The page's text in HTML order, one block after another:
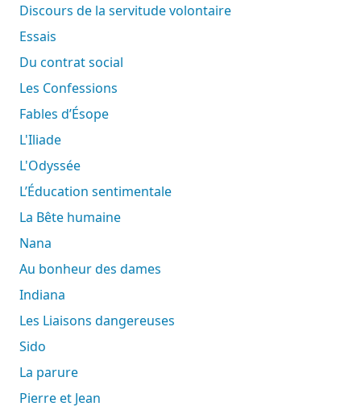
Discours de la servitude volontaire
Essais
Du contrat social
Les Confessions
Fables d’Ésope
L'Iliade
L'Odyssée
L’Éducation sentimentale
La Bête humaine
Nana
Au bonheur des dames
Indiana
Les Liaisons dangereuses
Sido
La parure
Pierre et Jean